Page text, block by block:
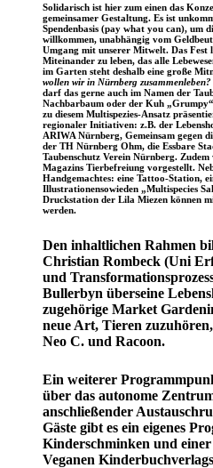
Solidarisch ist hier zum einen das
gemeinsamer Gestaltung. Es ist
Spendenbasis (pay what you can), um
willkommen, unabhängig vom
Umgang mit unserer Mitwelt. Das Fest
Miteinander zu leben, das alle
im Garten steht deshalb eine große
wollen wir in Nürnberg zusammenleben?
darf das gerne auch im Namen der
Nachbarbaum oder der Kuh
zu diesem Multispezies-Ansatz
regionaler Initiativen: z.B. der
ARIWA Nürnberg, Gemeinsam gegen
der TH Nürnberg Ohm, die Essbare
Taubenschutz Verein Nürnberg.
Magazins Tierbefreiung vorgestellt.
Handgemachtes: eine Tattoo-Station,
Illustrationensowieden „Multispecies
Druckstation der Lila Miezen können
werden.
Den inhaltlichen Rahmen
Christian Rombeck (Uni
und
Bullerbyn überseine
zugehörige Market
neue Art, Tieren
Neo C. und Racoon.
Ein weiterer
über das autonome
anschließender
Gäste gibt es ein eigenes
Kinderschminken und
Veganen